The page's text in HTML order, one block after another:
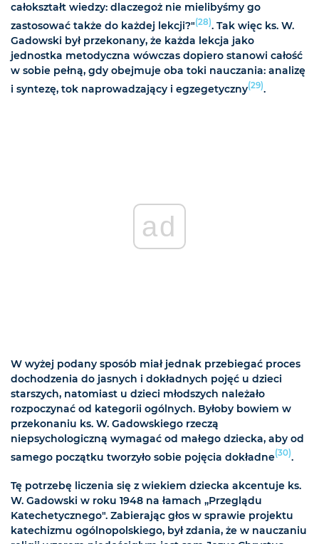
całokształt wiedzy: dlaczegoż nie mielibyśmy go
zastosować także do każdej lekcji?"(28). Tak więc ks. W.
Gadowski był przekonany, że każda lekcja jako
jednostka metodyczna wówczas dopiero stanowi całość
w sobie pełną, gdy obejmuje oba toki nauczania: analizę
i syntezę, tok naprowadzający i egzegetyczny(29).
ad
W wyżej podany sposób miał jednak przebiegać proces
dochodzenia do jasnych i dokładnych pojęć u dzieci
starszych, natomiast u dzieci młodszych należało
rozpoczynać od kategorii ogólnych. Byłoby bowiem w
przekonaniu ks. W. Gadowskiego rzeczą
niepsychologiczną wymagać od małego dziecka, aby od
samego początku tworzyło sobie pojęcia dokładne(30).
Tę potrzebę liczenia się z wiekiem dziecka akcentuje ks.
W. Gadowski w roku 1948 na łamach „Przeglądu
Katechetycznego". Zabierając głos w sprawie projektu
katechizmu ogólnopolskiego, był zdania, że w nauczaniu